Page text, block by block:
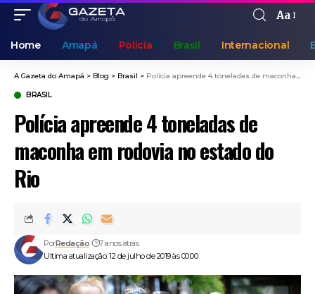
Aa
Home Amapá Polícia Brasil Internacional
A Gazeta do Amapá > Blog > Brasil > Polícia apreende 4 toneladas de maconha em rodovia no estado do Rio
BRASIL
Polícia apreende 4 toneladas de
maconha em rodovia no estado do
Rio
Ultima atualização: 12 de julho de 2019 às 00:00
PorRedação 7 anos atrás